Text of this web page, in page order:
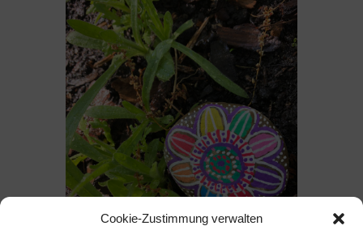
Cookie-Zustimmung verwalten